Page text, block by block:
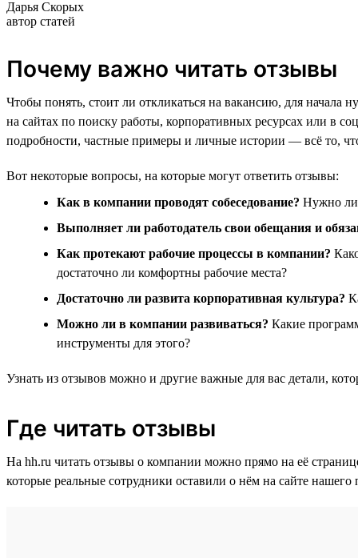
Дарья Скорых
автор статей
Почему важно читать отзывы
Чтобы понять, стоит ли откликаться на вакансию, для начала
на сайтах по поиску работы, корпоративных ресурсах или в
подробности, частные примеры и личные истории — всё то,
Вот некоторые вопросы, на которые могут ответить отзывы:
Как в компании проводят собеседование? Нужно ли
Выполняет ли работодатель свои обещания и
Как протекают рабочие процессы в компании?
достаточно ли комфортны рабочие места?
Достаточно ли развита корпоративная культура?
Можно ли в компании развиваться? Какие
инструменты для этого?
Узнать из отзывов можно и другие важные для вас детали,
Где читать отзывы
На hh.ru читать отзывы о компании можно прямо на её
которые реальные сотрудники оставили о нём на сайте нашего